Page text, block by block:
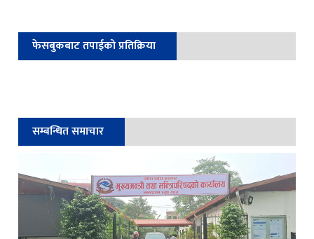
फेसबुकबाट तपाईको प्रतिक्रिया
सम्बन्धित समाचार